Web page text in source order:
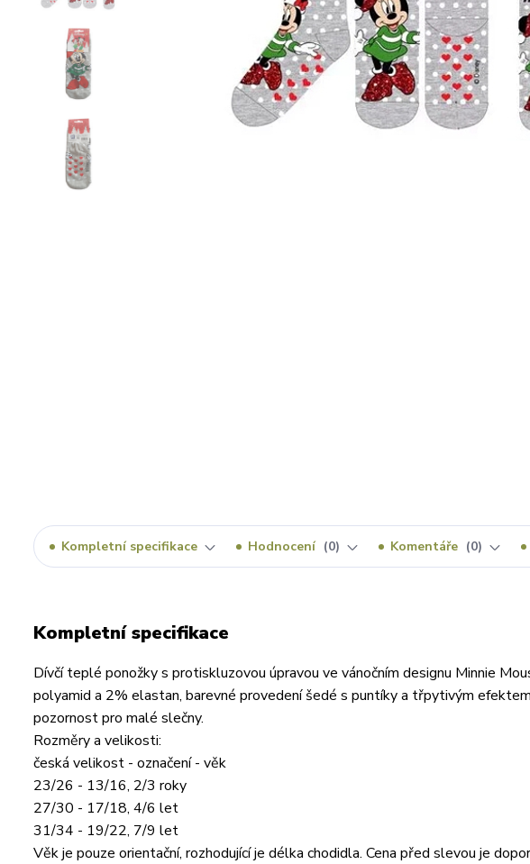
Kompletní specifikace Hodnocení 0 Komentáře 0
Kompletní specifikace
Dívčí teplé ponožky s protiskluzovou úpravou ve vánočním designu Minnie
polyamid a 2% elastan, barevné provedení šedé s puntíky a třpytivým
pozornost pro malé slečny.
Rozměry a velikosti:
česká velikost - označení - věk
23/26 - 13/16, 2/3 roky
27/30 - 17/18, 4/6 let
31/34 - 19/22, 7/9 let
Věk je pouze orientační, rozhodující je délka chodidla. Cena před slevou je